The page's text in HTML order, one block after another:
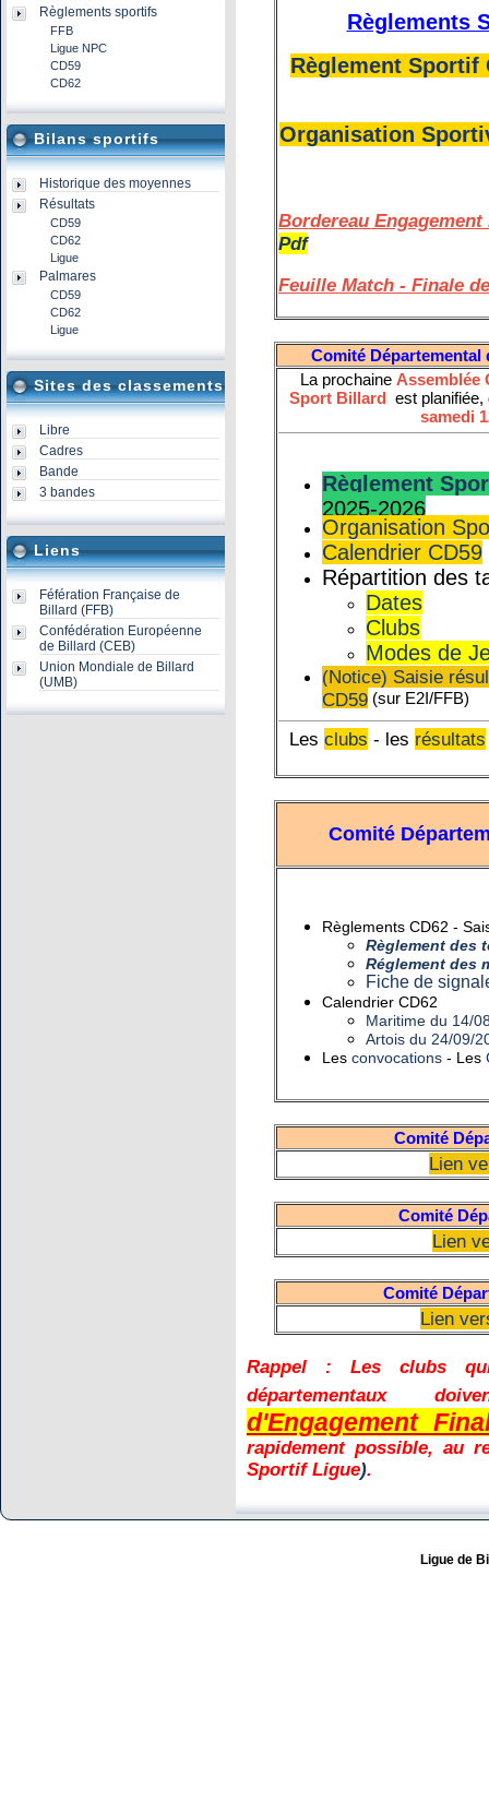
Règlements sportifs
FFB
Ligue NPC
CD59
CD62
Bilans sportifs
Historique des moyennes
Résultats
CD59
CD62
Ligue
Palmares
CD59
CD62
Ligue
Sites des classements
Libre
Cadres
Bande
3 bandes
Liens
Féfération Française de
Billard (FFB)
Confédération Européenne
de Billard (CEB)
Union Mondiale de Billard
(UMB)
Règlements
Règlement Sportif
Organisation
Bordereau
Pdf
Feuille Match - Finale
Comité Départemental
La prochaine Assemblée
Sport Billard est
samedi
Règlement
2025-2026
Organisation
Calendrier CD59
Répartition des
Dates
Clubs
Modes de
(Notice) Saisie
CD59 (sur E2I/FFB)
Les clubs - les résultats
Comité
Règlements CD62 -
Règlement des
Réglement des
Fiche de
Calendrier CD62
Maritime du 14/
Artois du 24/09/
Les convocations - Les
Comité
Lien
Comité
Lien
Comité
Lien
Rappel : Les clubs
départementaux
d'Engagement
rapidement possible, au
Sportif Ligue).
Ligue de